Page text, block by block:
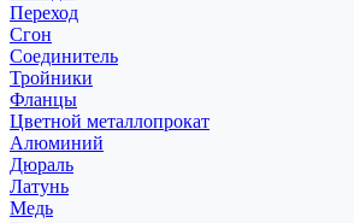
Переход
Сгон
Соединитель
Тройники
Фланцы
Цветной металлопрокат
Алюминий
Дюраль
Латунь
Медь